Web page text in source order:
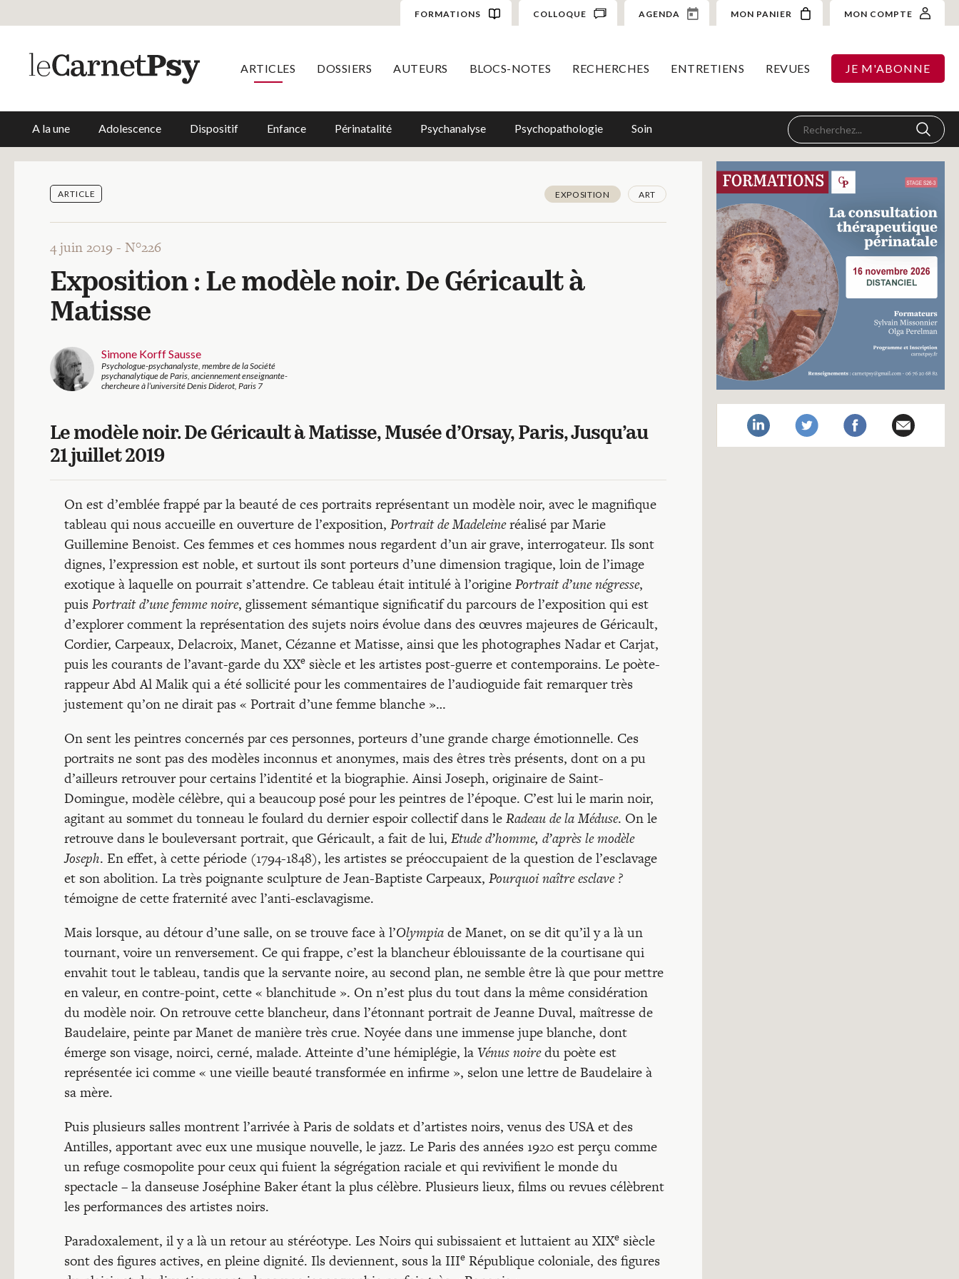
FORMATIONS COLLOQUE AGENDA MON PANIER MON COMPTE
ARTICLES DOSSIERS AUTEURS BLOCS-NOTES RECHERCHES ENTRETIENS REVUES JE M'ABONNE
A la une Adolescence Dispositif Enfance Périnatalité Psychanalyse Psychopathologie Soin
ARTICLE EXPOSITION ART
4 juin 2019 - N°226
Exposition : Le modèle noir. De Géricault à
Matisse
Simone Korff Sausse
Psychologue-psychanalyste, membre de la Société
psychanalytique de Paris, anciennement enseignante-
chercheure à l’université Denis Diderot, Paris 7
Le modèle noir. De Géricault à Matisse, Musée d’Orsay, Paris, Jusqu’au
21 juillet 2019
On est d’emblée frappé par la beauté de ces portraits représentant un modèle noir, avec le magnifique
tableau qui nous accueille en ouverture de l’exposition, Portrait de Madeleineréalisé par Marie
Guillemine Benoist. Ces femmes et ces hommes nous regardent d’un air grave, interrogateur. Ils sont
dignes, l’expression est noble, et surtout ils sont porteurs d’une dimension tragique, loin de l’image
exotique à laquelle on pourrait s’attendre. Ce tableau était intitulé à l’originePortrait d’une négresse,
puisPortrait d’une femme noire, glissement sémantique significatif du parcours de l’exposition qui est
d’explorer comment la représentation des sujets noirs évolue dans des œuvres majeures de Géricault,
Cordier, Carpeaux, Delacroix, Manet, Cézanne et Matisse, ainsi que les photographes Nadar et Carjat,
puis les courants de l’avant-garde du XXe siècle et les artistes post-guerre et contemporains. Le poète-
rappeur Abd Al Malik qui a été sollicité pour les commentaires de l’audioguide fait remarquer très
justement qu’on ne dirait pas « Portrait d’une femme blanche »…
On sent les peintres concernés par ces personnes, porteurs d’une grande charge émotionnelle. Ces
portraits ne sont pas des modèles inconnus et anonymes, mais des êtres très présents, dont on a pu
d’ailleurs retrouver pour certains l’identité et la biographie. Ainsi Joseph, originaire de Saint-
Domingue, modèle célèbre, qui a beaucoup posé pour les peintres de l’époque. C’est lui le marin noir,
agitant au sommet du tonneau le foulard du dernier espoir collectif dans leRadeau de la Méduse. On le
retrouve dans le bouleversant portrait, que Géricault, a fait de lui, Etude d’homme, d’après le modèle
Joseph. En effet, à cette période (1794-1848), les artistes se préoccupaient de la question de l’esclavage
et son abolition. La très poignante sculpture de Jean-Baptiste Carpeaux, Pourquoi naître esclave ?
témoigne de cette fraternité avec l’anti-esclavagisme.
Mais lorsque, au détour d’une salle, on se trouve face à l’Olympiade Manet, on se dit qu’il y a là un
tournant, voire un renversement. Ce qui frappe, c’est la blancheur éblouissante de la courtisane qui
envahit tout le tableau, tandis que la servante noire, au second plan, ne semble être là que pour mettre
en valeur, en contre-point, cette « blanchitude ». On n’est plus du tout dans la même considération
du modèle noir. On retrouve cette blancheur, dans l’étonnant portrait de Jeanne Duval, maîtresse de
Baudelaire, peinte par Manet de manière très crue. Noyée dans une immense jupe blanche, dont
émerge son visage, noirci, cerné, malade. Atteinte d’une hémiplégie, laVénus noiredu poète est
représentée ici comme « une vieille beauté transformée en infirme », selon une lettre de Baudelaire à
sa mère.
Puis plusieurs salles montrent l’arrivée à Paris de soldats et d’artistes noirs, venus des USA et des
Antilles, apportant avec eux une musique nouvelle, le jazz. Le Paris des années 1920 est perçu comme
un refuge cosmopolite pour ceux qui fuient la ségrégation raciale et qui revivifient le monde du
spectacle – la danseuse Joséphine Baker étant la plus célèbre. Plusieurs lieux, films ou revues célèbrent
les performances des artistes noirs.
Paradoxalement, il y a là un retour au stéréotype. Les Noirs qui subissaient et luttaient au XIXe siècle
sont des figures actives, en pleine dignité. Ils deviennent, sous la IIIe République coloniale, des figures